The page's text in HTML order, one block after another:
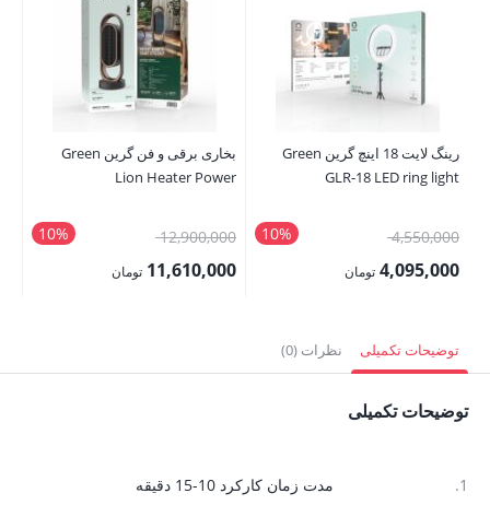
رینگ لایت 18 اینچ گرین Green
GLR-18 LED ring light
10% 4,550,000قیمت
اصلی:4,095,000 تومان
4,095,000 تومان.
بخاری برقی و فن گرین Green
Lion Heater Power
10% 12,900,000قیمت
اصلی:11,610,000 تومان
توضیحات تکمیلی نظرات (0)
توضیحات تکمیلی
1. مدت زمان کارکرد 10-15 دقیقه